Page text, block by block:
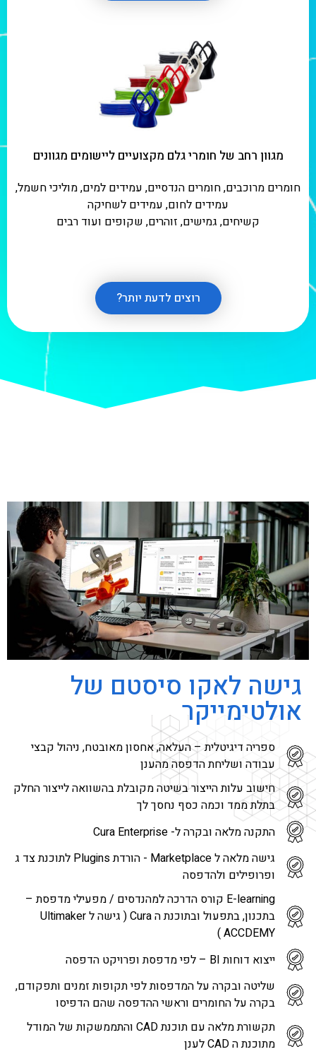
מגוון רחב של חומרי גלם מקצועיים ליישומים מגוונים
חומרים מרוכבים, חומרים הנדסיים, עמידים למים, מוליכי חשמל,
עמידים לחום, עמידים לשחיקה
קשיחים, גמישים, זוהרים, שקופים ועוד רבים
רוצים לדעת יותר?
גישה לאקו סיסטם של
אולטימייקר
ספריה דיגיטלית – העלאה, אחסון מאובטח, ניהול קבצי
עבודה ושליחת הדפסה מהענן
חישוב עלות הייצור בשיטה מקובלת בהשוואה לייצור החלק
בתלת ממד וכמה כסף נחסך לך
התקנה מלאה ובקרה ל- Cura Enterprise
גישה מלאה ל Marketplace - הורדת Plugins לתוכנת צד ג
ופרופילים ולהדפסה
E-learning קורס הדרכה למהנדסים / מפעילי מדפסת –
בתכנון, בתפעול ובתוכנת ה Cura ( גישה ל Ultimaker
ACCDEMY )
ייצוא דוחות BI – לפי מדפסת ופרויקט הדפסה
שליטה ובקרה על המדפסות לפי תקופות זמנים ותפקודם,
בקרה על החומרים וראשי ההדפסה שהם הדפיסו
תקשורת מלאה עם תוכנת CAD והתממשקות של המודל
מתוכנת ה CAD לענן